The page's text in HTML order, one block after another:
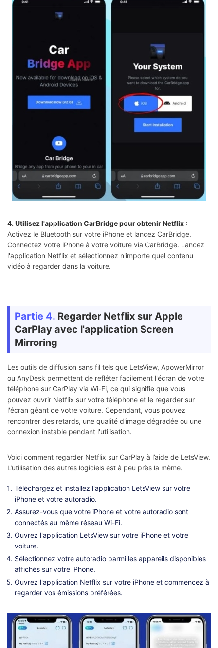
4. Utilisez l'application CarBridge pour obtenir Netflix :
Activez le Bluetooth sur votre iPhone et lancez CarBridge.
Connectez votre iPhone à votre voiture via CarBridge. Lancez
l'application Netflix et sélectionnez n'importe quel contenu
vidéo à regarder dans la voiture.
Partie 4. Regarder Netflix sur Apple
CarPlay avec l'application Screen
Mirroring
Les outils de diffusion sans fil tels que LetsView, ApowerMirror
ou AnyDesk permettent de refléter facilement l'écran de votre
téléphone sur CarPlay via Wi-Fi, ce qui signifie que vous
pouvez ouvrir Netflix sur votre téléphone et le regarder sur
l'écran géant de votre voiture. Cependant, vous pouvez
rencontrer des retards, une qualité d'image dégradée ou une
connexion instable pendant l'utilisation.
Voici comment regarder Netflix sur CarPlay à l’aide de LetsView.
L’utilisation des autres logiciels est à peu près la même.
Téléchargez et installez l'application LetsView sur votre
iPhone et votre autoradio.
Assurez-vous que votre iPhone et votre autoradio sont
connectés au même réseau Wi-Fi.
Ouvrez l'application LetsView sur votre iPhone et votre
voiture.
Sélectionnez votre autoradio parmi les appareils disponibles
affichés sur votre iPhone.
Ouvrez l'application Netflix sur votre iPhone et commencez à
regarder vos émissions préférées.